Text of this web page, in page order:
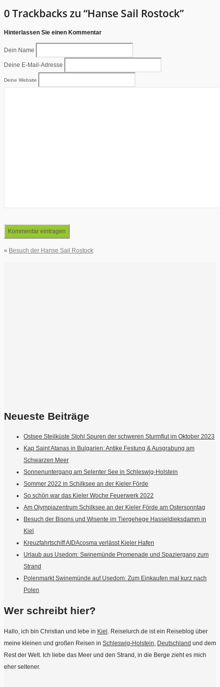
0 Trackbacks zu “Hanse Sail Rostock”
Hinterlassen Sie einen Kommentar
Dein Name
Deine E-Mail-Adresse
Deine Website
« Besuch der Hanse Sail Rostock
Neueste Beiträge
Ostsee Steilküste Stohl Spuren der schweren Sturmflut im Oktober 2023
Kap Saint Atanas in Bulgarien: Antike Festung & Ausgrabung am
Schwarzen Meer
Sonnenuntergang am Selenter See in Schleswig-Holstein
Sommer 2022 in Schilksee an der Kieler Förde
So schön war das Kieler Woche Feuerwerk 2022
Am Olympiazentrum Schilksee an der Kieler Förde am Ostersonntag
Besuch der Bisons und Wisente im Tiergehege Hasseldieksdamm in
Kiel
Kreuzfahrtschiff AIDAcosma verlässt Kieler Hafen
Urlaub aus Usedom: Swinemünde Promenade und Spaziergang zum
Strand
Polenmarkt Swinemünde auf Usedom: Zum Einkaufen mal kurz nach
Polen
Wer schreibt hier?
Hallo, ich bin Christian und lebe in Kiel. Reiselurch.de ist ein Reiseblog über
meine kleinen und großen Reisen in Schleswig-Holstein, Deutschland und dem
Rest der Welt. Ich liebe das Meer und den Strand, in die Berge zieht es mich
eher seltener.